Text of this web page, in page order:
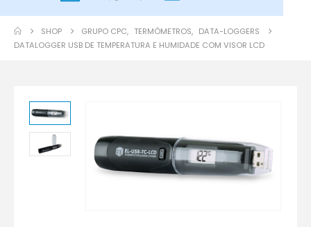
SHOP GRUPO CPC, TERMÓMETROS, DATA-LOGGERS
DATALOGGER USB DE TEMPERATURA E HUMIDADE COM VISOR LCD